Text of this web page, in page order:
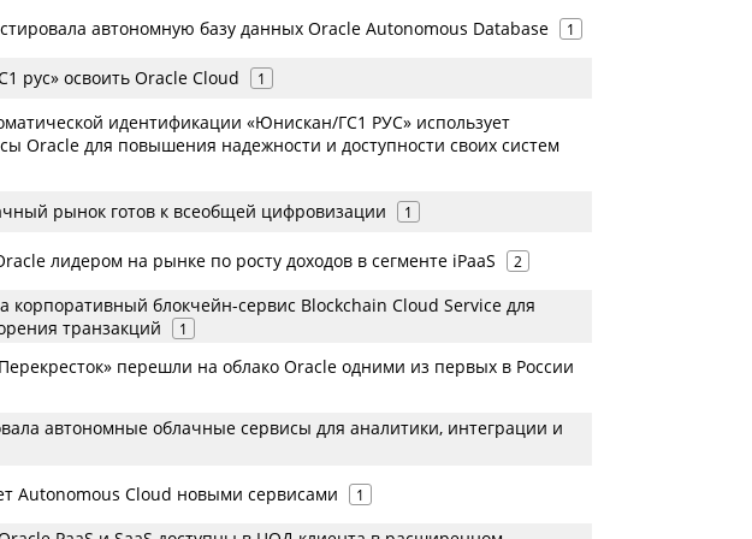
автономную базу данных Oracle Autonomous Database 1
рус» освоить Oracle Cloud 1
идентификации «Юнискан/ГС1 РУС» использует
Oracle для повышения надежности и доступности своих систем
рынок готов к всеобщей цифровизации 1
лидером на рынке по росту доходов в сегменте iPaaS 2
корпоративный блокчейн-сервис Blockchain Cloud Service для
транзакций
1
перешли на облако Oracle одними из первых в России
автономные облачные сервисы для аналитики, интеграции и
Autonomous Cloud новыми сервисами 1